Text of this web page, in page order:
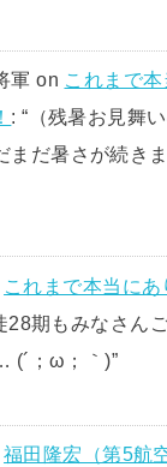
軍 on これまで
: “ （残暑お見舞
まだ暑さが続き
これまで本当にあ
28期もみなさん
(´；ω；｀)”
福田隆宏（第5航